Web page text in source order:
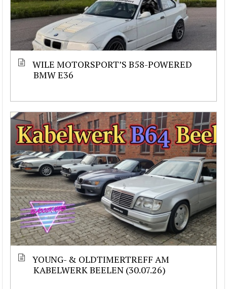
WILE MOTORSPORT’S B58-POWERED
BMW E36
YOUNG- & OLDTIMERTREFF AM
KABELWERK BEELEN (30.07.26)